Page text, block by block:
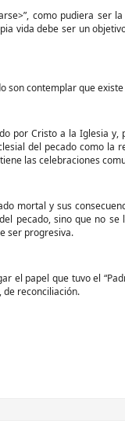
como pudiera ser la
vida debe ser un
contemplar que existe
Cristo a la Iglesia y,
del pecado como la
las celebraciones
y sus
pecado, sino que no
ser progresiva.
que tuvo el
de reconciliación.